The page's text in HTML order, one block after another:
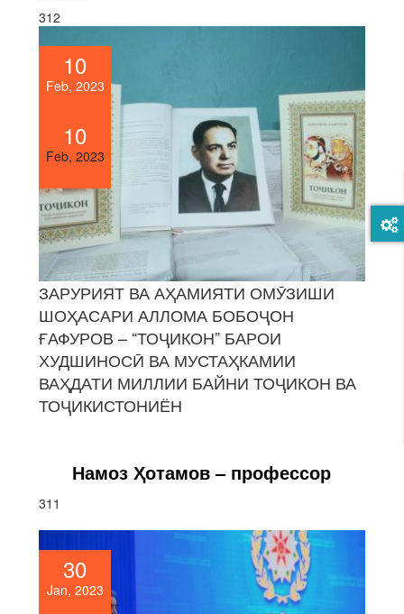
312
10
Feb, 2023
10
Feb, 2023
ЗАРУРИЯТ ВА АҲАМИЯТИ ОМӮЗИШИ
ШОҲАСАРИ АЛЛОМА БОБОҶОН
ҒАФУРОВ – “ТОҶИКОН” БАРОИ
ХУДШИНОСӢ ВА МУСТАҲКАМИИ
ВАҲДАТИ МИЛЛИИ БАЙНИ ТОҶИКОН ВА
ТОҶИКИСТОНИЁН
Намоз Ҳотамов – профессор
311
30
Jan, 2023